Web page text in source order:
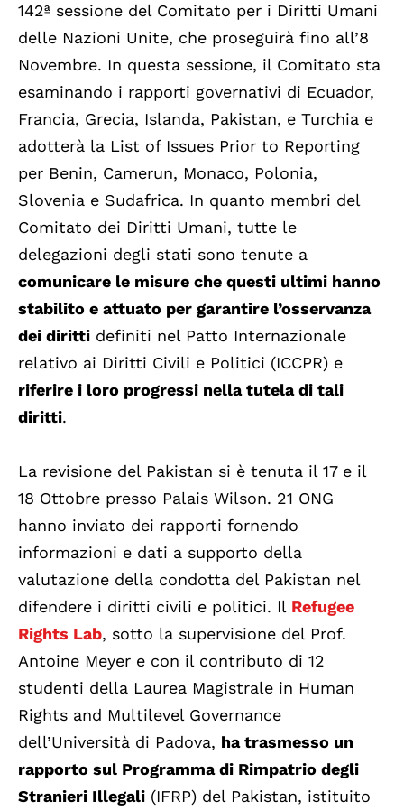
142ª sessione del Comitato per i Diritti Umani
delle Nazioni Unite, che proseguirà fino all’8
Novembre. In questa sessione, il Comitato sta
esaminando i rapporti governativi di Ecuador,
Francia, Grecia, Islanda, Pakistan, e Turchia e
adotterà la List of Issues Prior to Reporting
per Benin, Camerun, Monaco, Polonia,
Slovenia e Sudafrica. In quanto membri del
Comitato dei Diritti Umani, tutte le
delegazioni degli stati sono tenute a
comunicare le misure che questi ultimi hanno
stabilito e attuato per garantire l’osservanza
dei diritti definiti nel Patto Internazionale
relativo ai Diritti Civili e Politici (ICCPR) e
riferire i loro progressi nella tutela di tali
diritti.
La revisione del Pakistan si è tenuta il 17 e il
18 Ottobre presso Palais Wilson. 21 ONG
hanno inviato dei rapporti fornendo
informazioni e dati a supporto della
valutazione della condotta del Pakistan nel
difendere i diritti civili e politici. Il Refugee
Rights Lab, sotto la supervisione del Prof.
Antoine Meyer e con il contributo di 12
studenti della Laurea Magistrale in Human
Rights and Multilevel Governance
dell’Università di Padova, ha trasmesso un
rapporto sul Programma di Rimpatrio degli
Stranieri Illegali (IFRP) del Pakistan, istituito